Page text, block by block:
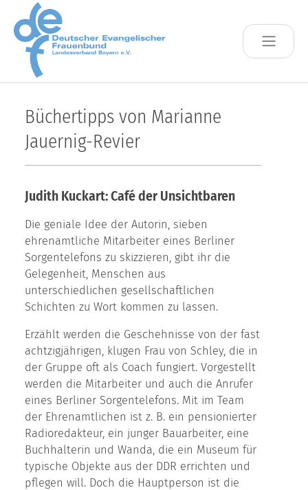
Skip to main content
Büchertipps von Marianne
Jauernig-Revier
Judith Kuckart: Café der Unsichtbaren
Die geniale Idee der Autorin, sieben
ehrenamtliche Mitarbeiter eines Berliner
Sorgentelefons zu skizzieren, gibt ihr die
Gelegenheit, Menschen aus
unterschiedlichen gesellschaftlichen
Schichten zu Wort kommen zu lassen.
Erzählt werden die Geschehnisse von der fast
achtzigjährigen, klugen Frau von Schley, die in
der Gruppe oft als Coach fungiert. Vorgestellt
werden die Mitarbeiter und auch die Anrufer
eines Berliner Sorgentelefons. Mit im Team
der Ehrenamtlichen ist z. B. ein pensionierter
Radioredakteur, ein junger Bauarbeiter, eine
Buchhalterin und Wanda, die ein Museum für
typische Objekte aus der DDR errichten und
pflegen will. Doch die Hauptperson ist die